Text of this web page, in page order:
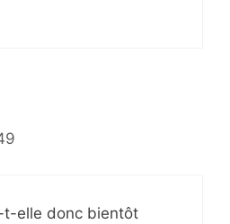
t-elle donc bientôt